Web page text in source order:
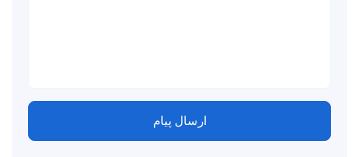
ارسال پیام